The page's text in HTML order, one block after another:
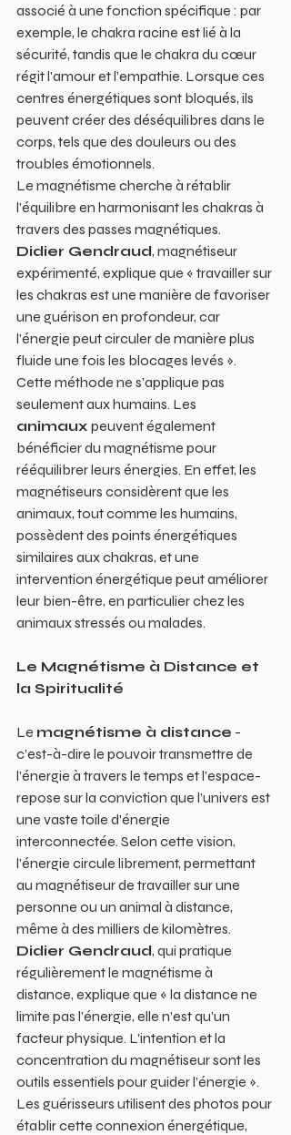
associé à une fonction spécifique : par
exemple, le chakra racine est lié à la
sécurité, tandis que le chakra du cœur
régit l'amour et l’empathie. Lorsque ces
centres énergétiques sont bloqués, ils
peuvent créer des déséquilibres dans le
corps, tels que des douleurs ou des
troubles émotionnels.
Le magnétisme cherche à rétablir
l'équilibre en harmonisant les chakras à
travers des passes magnétiques.
Didier Gendraud, magnétiseur
expérimenté, explique que « travailler sur
les chakras est une manière de favoriser
une guérison en profondeur, car
l'énergie peut circuler de manière plus
fluide une fois les blocages levés ».
Cette méthode ne s'applique pas
seulement aux humains. Les
animaux peuvent également
bénéficier du magnétisme pour
rééquilibrer leurs énergies. En effet, les
magnétiseurs considèrent que les
animaux, tout comme les humains,
possèdent des points énergétiques
similaires aux chakras, et une
intervention énergétique peut améliorer
leur bien-être, en particulier chez les
animaux stressés ou malades.
Le Magnétisme à Distance et
la Spiritualité
Le magnétisme à distance -
c’est-à-dire le pouvoir transmettre de
l’énergie à travers le temps et l’espace-
repose sur la conviction que l’univers est
une vaste toile d'énergie
interconnectée. Selon cette vision,
l'énergie circule librement, permettant
au magnétiseur de travailler sur une
personne ou un animal à distance,
même à des milliers de kilomètres.
Didier Gendraud, qui pratique
régulièrement le magnétisme à
distance, explique que « la distance ne
limite pas l’énergie, elle n’est qu’un
facteur physique. L’intention et la
concentration du magnétiseur sont les
outils essentiels pour guider l’énergie ».
Les guérisseurs utilisent des photos pour
établir cette connexion énergétique,